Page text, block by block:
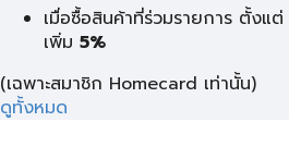
เมื่อซื้อสินค้าที่ร่วมรายการ ตั้งแต่
เพิ่ม 5%
(เฉพาะสมาชิก Homecard เท่านั้น)
ดูทั้งหมด